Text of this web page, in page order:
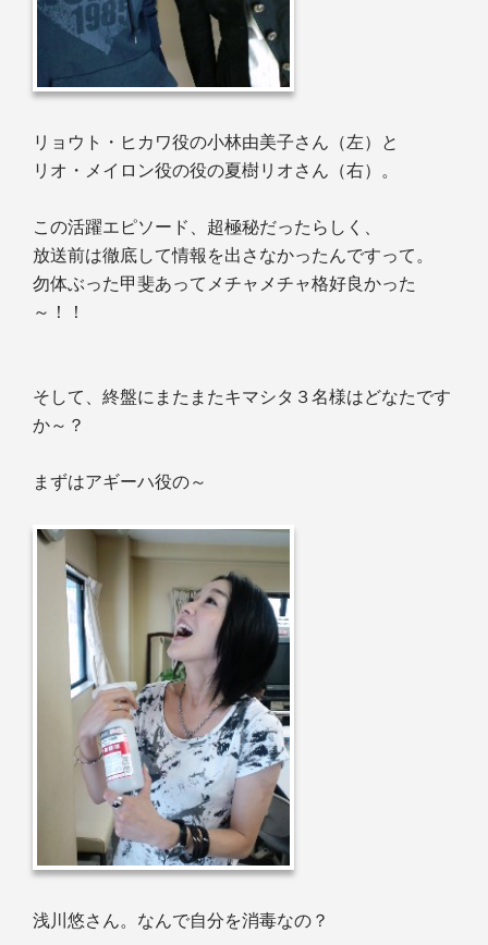
リョウト・ヒカワ役の小林由美子さん（左）と
リオ・メイロン役の役の夏樹リオさん（右）。
この活躍エピソード、超極秘だったらしく、
放送前は徹底して情報を出さなかったんですって。
勿体ぶった甲斐あってメチャメチャ格好良かった
～！！
そして、終盤にまたまたキマシタ３名様はどなたです
か～？
まずはアギーハ役の～
浅川悠さん。なんで自分を消毒なの？